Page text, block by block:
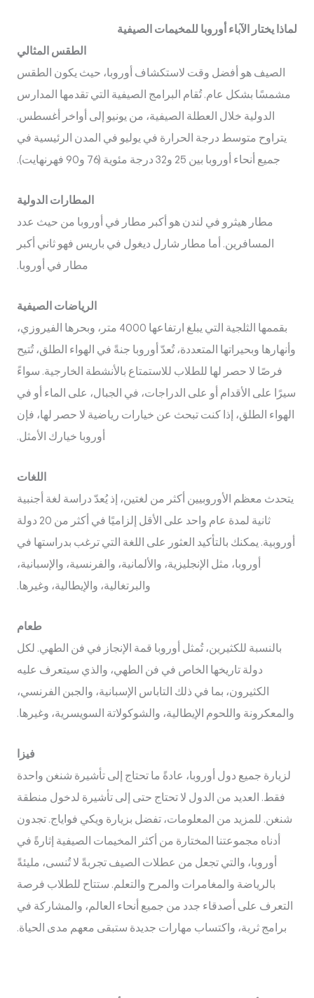
لماذا يختار الآباء أوروبا للمخيمات الصيفية
الطقس المثالي
الصيف هو أفضل وقت لاستكشاف أوروبا، حيث يكون الطقس
مشمسًا بشكل عام. تُقام البرامج الصيفية التي تقدمها المدارس
الدولية خلال العطلة الصيفية، من يونيو إلى أواخر أغسطس.
يتراوح متوسط درجة الحرارة في يوليو في المدن الرئيسية في
جميع أنحاء أوروبا بين 25 و32 درجة مئوية (76 و90 فهرنهايت).
المطارات الدولية
مطار هيثرو في لندن هو أكبر مطار في أوروبا من حيث عدد
المسافرين. أما مطار شارل ديغول في باريس فهو ثاني أكبر
مطار في أوروبا.
الرياضات الصيفية
بقممها الثلجية التي يبلغ ارتفاعها 4000 متر، وبحرها الفيروزي،
وأنهارها وبحيراتها المتعددة، تُعدّ أوروبا جنةً في الهواء الطلق، تُتيح
فرصًا لا حصر لها للطلاب للاستمتاع بالأنشطة الخارجية. سواءً
سيرًا على الأقدام أو على الدراجات، في الجبال، على الماء أو في
الهواء الطلق، إذا كنت تبحث عن خيارات رياضية لا حصر لها، فإن
أوروبا خيارك الأمثل.
اللغات
يتحدث معظم الأوروبيين أكثر من لغتين، إذ يُعدّ دراسة لغة أجنبية
ثانية لمدة عام واحد على الأقل إلزاميًا في أكثر من 20 دولة
أوروبية. يمكنك بالتأكيد العثور على اللغة التي ترغب بدراستها في
أوروبا، مثل الإنجليزية، والألمانية، والفرنسية، والإسبانية،
والبرتغالية، والإيطالية، وغيرها.
طعام
بالنسبة للكثيرين، تُمثل أوروبا قمة الإنجاز في فن الطهي. لكل
دولة تاريخها الخاص في فن الطهي، والذي سيتعرف عليه
الكثيرون، بما في ذلك التاباس الإسبانية، والجبن الفرنسي،
والمعكرونة واللحوم الإيطالية، والشوكولاتة السويسرية، وغيرها.
فيزا
لزيارة جميع دول أوروبا، عادةً ما تحتاج إلى تأشيرة شنغن واحدة
فقط. العديد من الدول لا تحتاج حتى إلى تأشيرة لدخول منطقة
شنغن. للمزيد من المعلومات، تفضل بزيارة ويكي فواياج. تجدون
أدناه مجموعتنا المختارة من أكثر المخيمات الصيفية إثارةً في
أوروبا، والتي تجعل من عطلات الصيف تجربةً لا تُنسى، مليئةً
بالرياضة والمغامرات والمرح والتعلم. ستتاح للطلاب فرصة
التعرف على أصدقاء جدد من جميع أنحاء العالم، والمشاركة في
برامج ثرية، واكتساب مهارات جديدة ستبقى معهم مدى الحياة.